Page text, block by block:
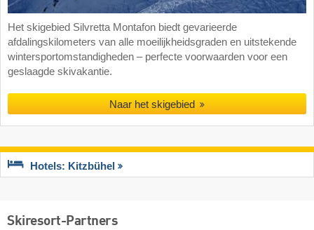
Het skigebied Silvretta Montafon biedt gevarieerde
afdalingskilometers van alle moeilijkheidsgraden en uitstekende
wintersportomstandigheden – perfecte voorwaarden voor een
geslaagde skivakantie.
Naar het skigebied
Hotels: Kitzbühel
Skiresort-Partners